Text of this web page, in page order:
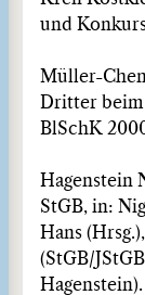
und
Müller-
Dritter
BlSchK
Hagenstein
StGB, in:
Hans
(StGB/
Hagenstein).